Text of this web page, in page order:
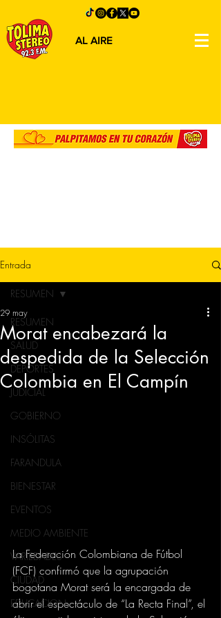
AL AIRE
Entrada
RESUMEN
SALUD
DEPORTES
JUDICIAL
GOBIERNO
INSÓLITAS
FARANDULA
BIENESTAR
EVENTOS
MEDIO AMBIENTE
VARIEDADES
CIUDAD
EDUCACION
RESUMEN
Morat encabezará la
despedida de la Selección
Colombia en El Campín
29 may
La Federación Colombiana de Fútbol
(FCF) confirmó que la agrupación
bogotana Morat será la encargada de
abrir el espectáculo de “La Recta Final”, el